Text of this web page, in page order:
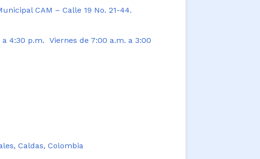
CAM – Calle 19 No. 21-44.
4:30 p.m. Viernes de 7:00 a.m. a 3:00
Caldas, Colombia